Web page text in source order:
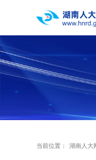
当前位置： 湖南人大